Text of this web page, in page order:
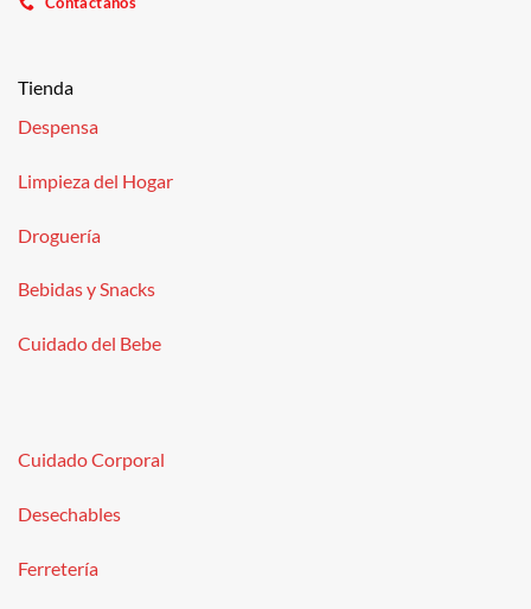
Tienda
Despensa
Limpieza del Hogar
Droguería
Bebidas y Snacks
Cuidado del Bebe
Cuidado Corporal
Desechables
Ferretería